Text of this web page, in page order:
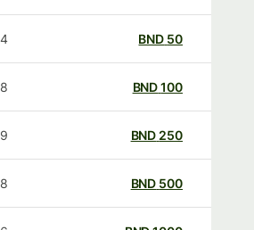
50
BND
100
BND
250
BND
500
BND